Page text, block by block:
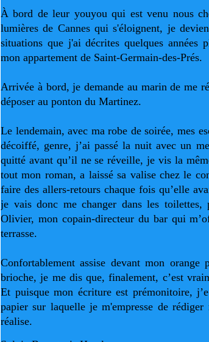
À bord de leur youyou qui est venu nous
lumières de Cannes qui s'éloignent, je
situations que j'ai décrites quelques années
mon appartement de Saint-Germain-des-Prés.
Arrivée à bord, je demande au marin de me
déposer au ponton du Martinez.
Le lendemain, avec ma robe de soirée, mes
décoiffé, genre, j’ai passé la nuit avec un
quitté avant qu’il ne se réveille, je vis la
tout mon roman, a laissé sa valise chez le
faire des allers-retours chaque fois qu’elle
je vais donc me changer dans les
Olivier, mon copain-directeur du bar qui
terrasse.
Confortablement assise devant mon
brioche, je me dis que, finalement, c’est
Et puisque mon écriture est prémonitoire,
papier sur laquelle je m'empresse de
réalise.